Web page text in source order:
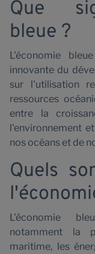
Que
bleue ?
L'économie
innovante du
sur l'utilisation
ressources
entre la
l'environnement
nos océans et de
Quels
L'économie
notamment la
maritime, les